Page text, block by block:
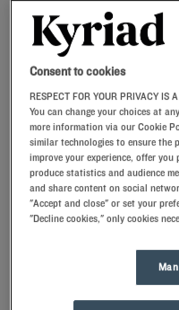
Navigate forward to interact
FINDEN
Spezialcode hinzufügen
Sie machen Urlaub in
perfekten Service zu fairen
Consent to cookies
RESPECT FOR YOUR PRIVACY IS
You can change your choices at
more information via our Cookie
similar technologies to ensure the
improve your experience, offer
produce statistics and audience
and share content on social
"Accept and close" or set your
"Decline cookies," only cookies